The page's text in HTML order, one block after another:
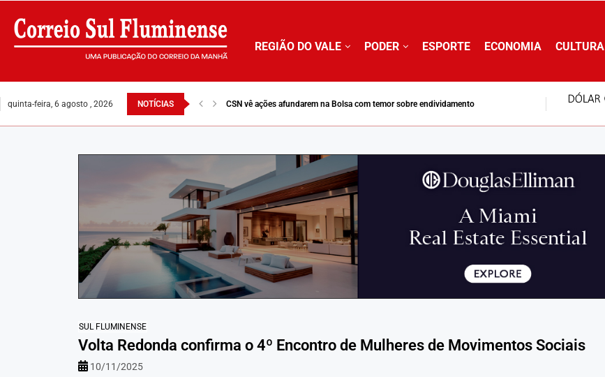
REGIÃO DO VALE PODER ESPORTE ECONOMIA CULTURA
quinta-feira, 6 agosto , 2026 NOTÍCIAS CSN vê ações afundarem na Bolsa com temor sobre endividamento
SUL FLUMINENSE
Volta Redonda confirma o 4º Encontro de Mulheres de Movimentos Sociais
10/11/2025